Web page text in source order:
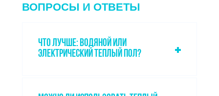
ВОПРОСЫ И ОТВЕТЫ
ЧТО ЛУЧШЕ: ВОДЯНОЙ ИЛИ
ЭЛЕКТРИЧЕСКИЙ ТЕПЛЫЙ ПОЛ?